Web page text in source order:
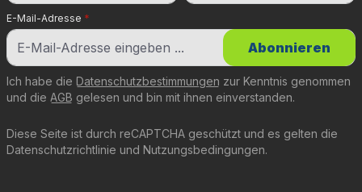
E-Mail-Adresse *
Diese Seite ist durch reCAPTCHA geschützt und es gelten die
Datenschutzrichtlinie und Nutzungsbedingungen.
Ich habe die Datenschutzbestimmungen zur Kenntnis genommen
und die AGB gelesen und bin mit ihnen einverstanden.
Abonnieren